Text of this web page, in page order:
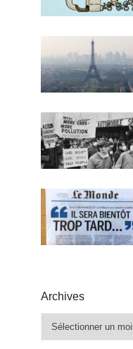
Archives
Archives